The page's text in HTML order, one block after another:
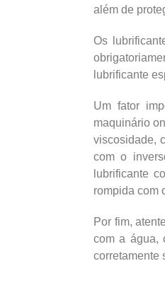
além de
Os
lubrificante
Um fator
maquinário
viscosidade,
com o
lubrificante
rompida com
Por fim,
com a água,
corretamente